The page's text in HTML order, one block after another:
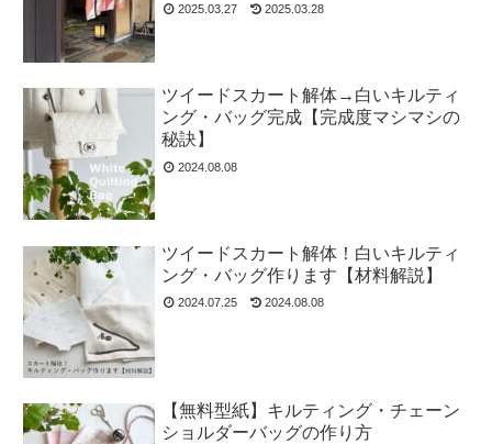
2025.03.27 2025.03.28
ツイードスカート解体→白いキルティ
ング・バッグ完成【完成度マシマシの
秘訣】
2024.08.08
ツイードスカート解体！白いキルティ
ング・バッグ作ります【材料解説】
2024.07.25 2024.08.08
【無料型紙】キルティング・チェーン
ショルダーバッグの作り方